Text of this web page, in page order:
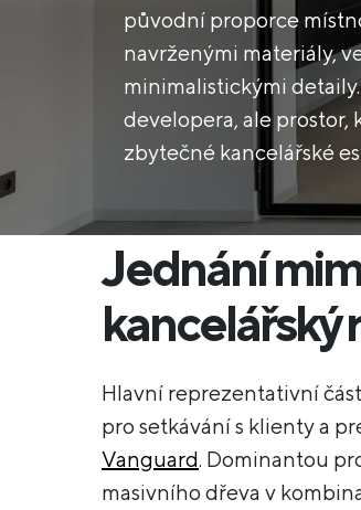
původní proporce
navrženými materiály,
minimalistickými
developera, ale prostor,
zbytečné kancelářské
Jednání
kancelářský
Hlavní reprezentativní
pro setkávání s klienty a
Vanguard . Dominantou
masivního dřeva v